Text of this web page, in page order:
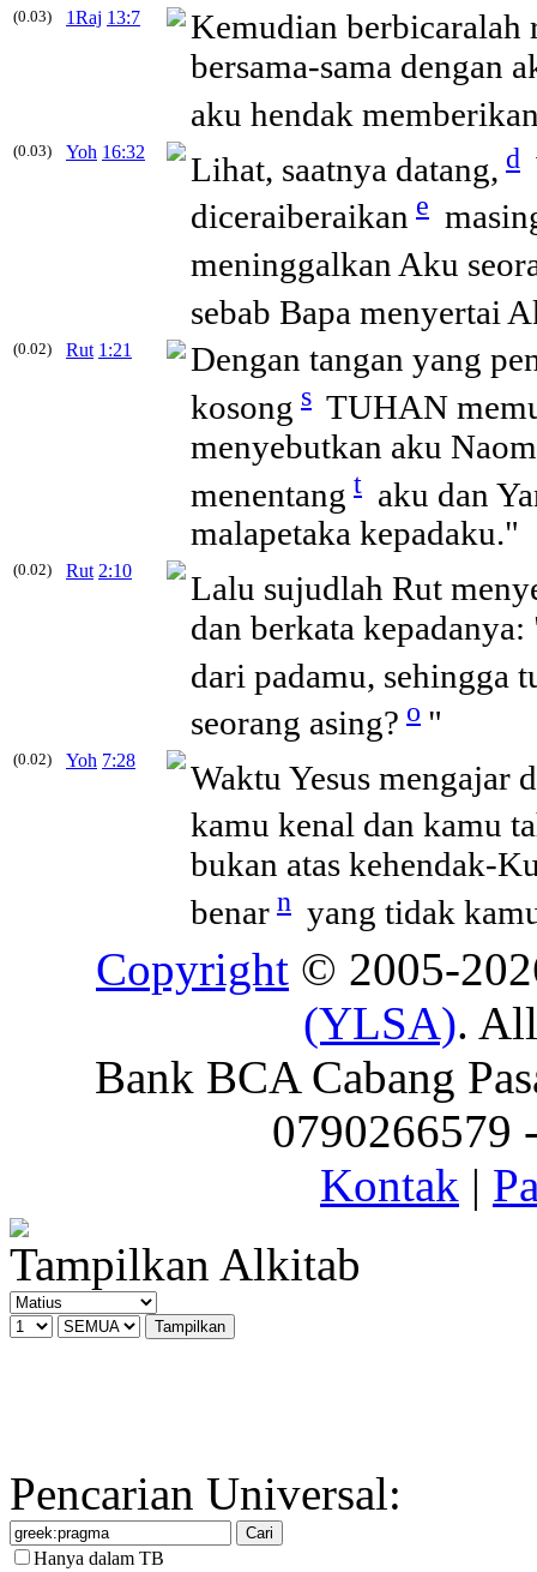
(0.03) 1Raj 13:7
Kemudian
bersama-sama dengan
aku hendak
(0.03) Yoh 16:32 Lihat, saatnya datang, d
diceraiberaikan e
meninggalkan Aku
sebab Bapa menyertai
(0.02) Rut 1:21
Dengan tangan yang
kosong s TUHAN
menyebutkan aku
menentang t aku dan
malapetaka kepadaku."
(0.02) Rut 2:10
Lalu sujudlah Rut
dan berkata
dari padamu, sehingga
seorang asing? o "
(0.02) Yoh 7:28
Waktu Yesus mengajar
kamu kenal dan kamu
bukan atas kehendak-
benar n yang tidak
Copyright © 2005-
(YLSA).
Bank BCA Cabang
0790266579
Kontak |
Tampilkan Alkitab
Pencarian Universal:
Hanya dalam TB